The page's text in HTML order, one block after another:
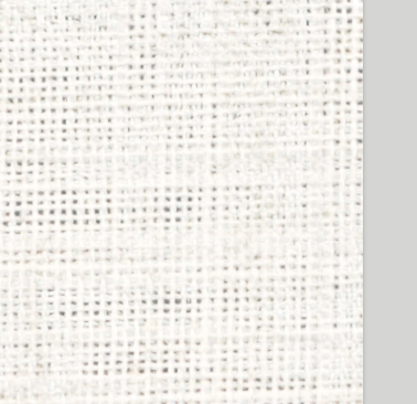
SHURE製イヤホンの偽物
掴まされたかも。シェル
に刻まれてる番号が左右
で違う奴はもしかし
て・・・
44 views
ワイ、ボカロを始めるも
再生数が伸びず号泣
43 views
ヘッドホンに拘るヤツの
ゼンハイザー率ｗｗｗｗ